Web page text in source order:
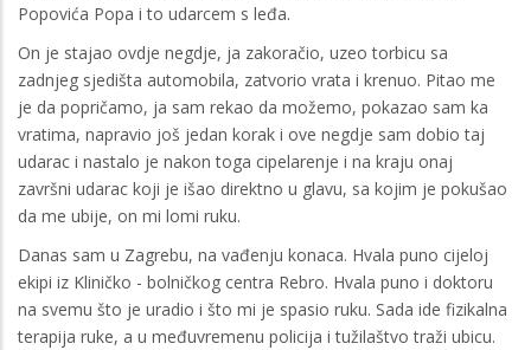
Popovića Popa i to udarcem s leđa.
On je stajao ovdje negdje, ja zakoračio, uzeo torbicu sa
zadnjeg sjedišta automobila, zatvorio vrata i krenuo. Pitao me
je da popričamo, ja sam rekao da možemo, pokazao sam ka
vratima, napravio još jedan korak i ove negdje sam dobio taj
udarac i nastalo je nakon toga cipelarenje i na kraju onaj
završni udarac koji je išao direktno u glavu, sa kojim je pokušao
da me ubije, on mi lomi ruku.
Danas sam u Zagrebu, na vađenju konaca. Hvala puno cijeloj
ekipi iz Kliničko - bolničkog centra Rebro. Hvala puno i doktoru
na svemu što je uradio i što mi je spasio ruku. Sada ide fizikalna
terapija ruke, a u međuvremenu policija i tužilaštvo traži ubicu.